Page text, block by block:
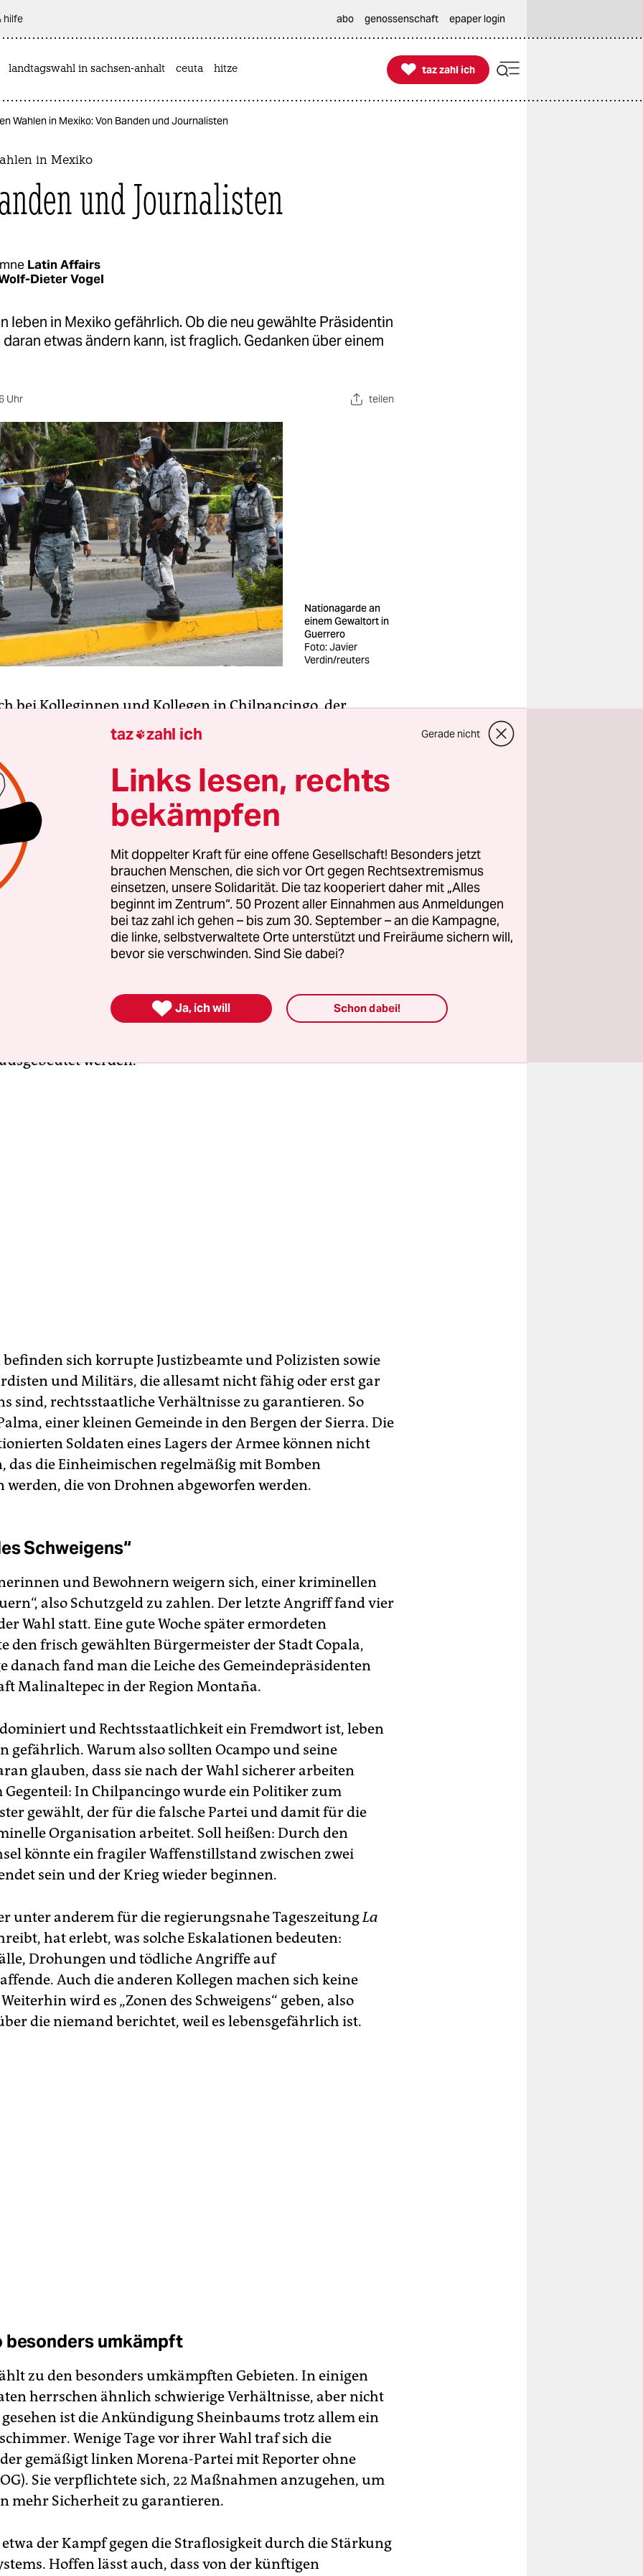
hilfe abo genossenschaft epaper login
landtagswahl in sachsen-anhalt ceuta hitze 
taz zahl ich
taz zahl ich
Wahlen in Mexiko: Von Banden und Journalisten
in Mexiko
und Journalisten
Latin Affairs
Dieter Vogel
leben in Mexiko gefährlich. Ob die neu gewählte Präsidentin
etwas ändern kann, ist fraglich. Gedanken über einem
Uhr teilen
Nationagarde an
einem Gewaltort in
Guerrero
Foto: Javier
Verdin/reuters
bei Kolleginnen und Kollegen in Chilpancingo, der
des mexikanischen Bundesstaats Guerrero:
ausgiebigen Abendessen, Bier und ein paar Gläschen
Meskal sprechen wir über die jüngsten Wahlen
„Gewonnen hat der Narco“, ist der langjährige Journalist
überzeugt. Die anderen Anwesenden stimmen zu: Wie
organisierte Kriminalität auch am 2. Juni das Rennen
sie weniger anClaudia Sheinbaum, die frisch gewählte
die jüngst versprochen hat, sich für die
von Medienschaffenden einzusetzen. In Guerrero wurden
abgehalten. Und in der von Armut geprägten
kriminelle „legale“ Unternehmer sowie bewaffnete
Selbstverteidigungskräfte, die im besseren Falle im
werden.
sich korrupte Justizbeamte und Polizisten sowie
und Militärs, die allesamt nicht fähig oder erst gar
sind, rechtsstaatliche Verhältnisse zu garantieren. So
einer kleinen Gemeinde in den Bergen der Sierra. Die
Soldaten eines Lagers der Armee können nicht
das die Einheimischen regelmäßig mit Bomben
werden, die von Drohnen abgeworfen werden.
Schweigens“
und Bewohnern weigern sich, einer kriminellen
also Schutzgeld zu zahlen. Der letzte Angriff fand vier
Wahl statt. Eine gute Woche später ermordeten
den frisch gewählten Bürgermeister der Stadt Copala,
danach fand man die Leiche des Gemeindepräsidenten
Malinaltepec in der Region Montaña.
dominiert und Rechtsstaatlichkeit ein Fremdwort ist, leben
gefährlich. Warum also sollten Ocampo und seine
glauben, dass sie nach der Wahl sicherer arbeiten
Gegenteil: In Chilpancingo wurde ein Politiker zum
gewählt, der für die falsche Partei und damit für die
Organisation arbeitet. Soll heißen: Durch den
könnte ein fragiler Waffenstillstand zwischen zwei
sein und der Krieg wieder beginnen.
unter anderem für die regierungsnahe TageszeitungLa
hat erlebt, was solche Eskalationen bedeuten:
Drohungen und tödliche Angriffe auf
Auch die anderen Kollegen machen sich keine
wird es „Zonen des Schweigens“ geben, also
die niemand berichtet, weil es lebensgefährlich ist.
besonders umkämpft
zu den besonders umkämpften Gebieten. In einigen
herrschen ähnlich schwierige Verhältnisse, aber nicht
gesehen ist die Ankündigung Sheinbaums trotz allem ein
Wenige Tage vor ihrer Wahl traf sich die
gemäßigt linken Morena-Partei mit Reporter ohne
Sie verpflichtete sich, 22 Maßnahmen anzugehen, um
mehr Sicherheit zu garantieren.
der Kampf gegen die Straflosigkeit durch die Stärkung
Hoffen lässt auch, dass von der künftigen
taz zahl ich Gerade nicht
Links lesen, rechts
bekämpfen
Mit doppelter Kraft für eine offene Gesellschaft! Besonders jetzt
brauchen Menschen, die sich vor Ort gegen Rechtsextremismus
einsetzen, unsere Solidarität. Die taz kooperiert daher mit „Alles
beginnt im Zentrum“. 50 Prozent aller Einnahmen aus Anmeldungen
bei taz zahl ich gehen – bis zum 30. September – an die Kampagne,
die linke, selbstverwaltete Orte unterstützt und Freiräume sichern will,
bevor sie verschwinden. Sind Sie dabei?
 Ja, ich will Schon dabei!